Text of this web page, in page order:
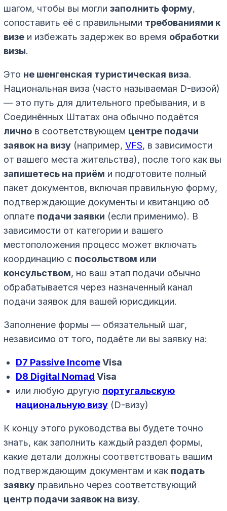
шагом, чтобы вы могли заполнить форму,
сопоставить её с правильными требованиями к
визе и избежать задержек во время обработки
визы.
Это не шенгенская туристическая виза.
Национальная виза (часто называемая D-визой)
— это путь для длительного пребывания, и в
Соединённых Штатах она обычно подаётся
лично в соответствующем центре подачи
заявок на визу (например, VFS, в зависимости
от вашего места жительства), после того как вы
запишетесь на приём и подготовите полный
пакет документов, включая правильную форму,
подтверждающие документы и квитанцию об
оплате подачи заявки (если применимо). В
зависимости от категории и вашего
местоположения процесс может включать
координацию с посольством или
консульством, но ваш этап подачи обычно
обрабатывается через назначенный канал
подачи заявок для вашей юрисдикции.
Заполнение формы — обязательный шаг,
независимо от того, подаёте ли вы заявку на:
D7 Passive IncomeVisa
D8 Digital Nomad Visa
или любую другую португальскую
национальную визу (D-визу)
К концу этого руководства вы будете точно
знать, как заполнить каждый раздел формы,
какие детали должны соответствовать вашим
подтверждающим документам и как подать
заявку правильно через соответствующий
центр подачи заявок на визу.